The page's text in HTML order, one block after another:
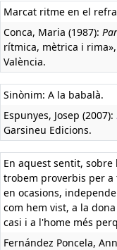
Marcat ritme en el
Conca, Maria (1987):
rítmica, mètrica i
València.
Sinònim: A la babalà.
Espunyes, Josep (2007):
Garsineu Edicions.
En aquest sentit,
trobem proverbis per a
en ocasions,
com hem vist, a la
casi i a l'home més
Fernández Poncela,